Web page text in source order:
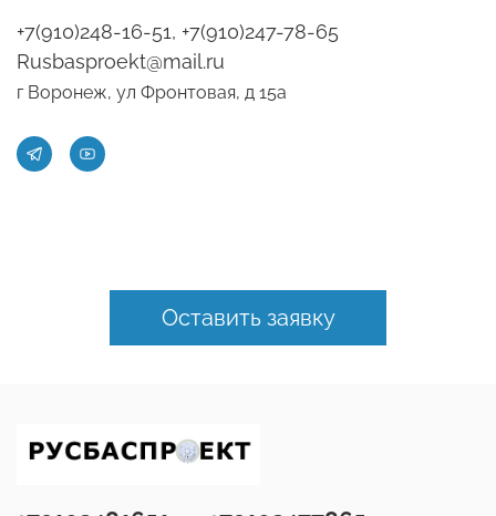
+7(910)248-16-51, +7(910)247-78-65
Rusbasproekt@mail.ru
г Воронеж, ул Фронтовая, д 15а
Оставить заявку